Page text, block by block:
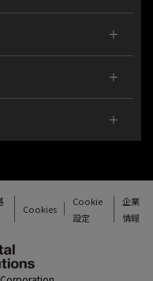
Cookies
Cookie
設定
企業
情報